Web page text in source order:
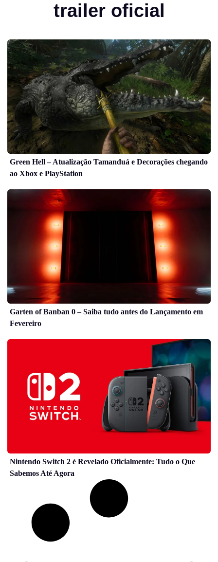
trailer oficial
Green Hell – Atualização Tamanduá e Decorações chegando
ao Xbox e PlayStation
Garten of Banban 0 – Saiba tudo antes do Lançamento em
Fevereiro
Nintendo Switch 2 é Revelado Oficialmente: Tudo o Que
Sabemos Até Agora